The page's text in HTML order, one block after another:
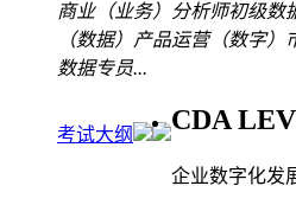
商业（业务）分析师初级数
（数据）产品运营（数字）
数据专员...
考试大纲 CDA
企业数字化发